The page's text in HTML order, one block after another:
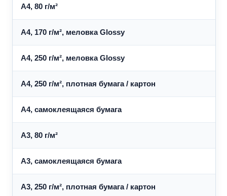
A4, 80 г/м²
A4, 170 г/м², меловка Glossy
A4, 250 г/м², меловка Glossy
A4, 250 г/м², плотная бумага / картон
A4, самоклеящаяся бумага
A3, 80 г/м²
A3, самоклеящаяся бумага
A3, 250 г/м², плотная бумага / картон